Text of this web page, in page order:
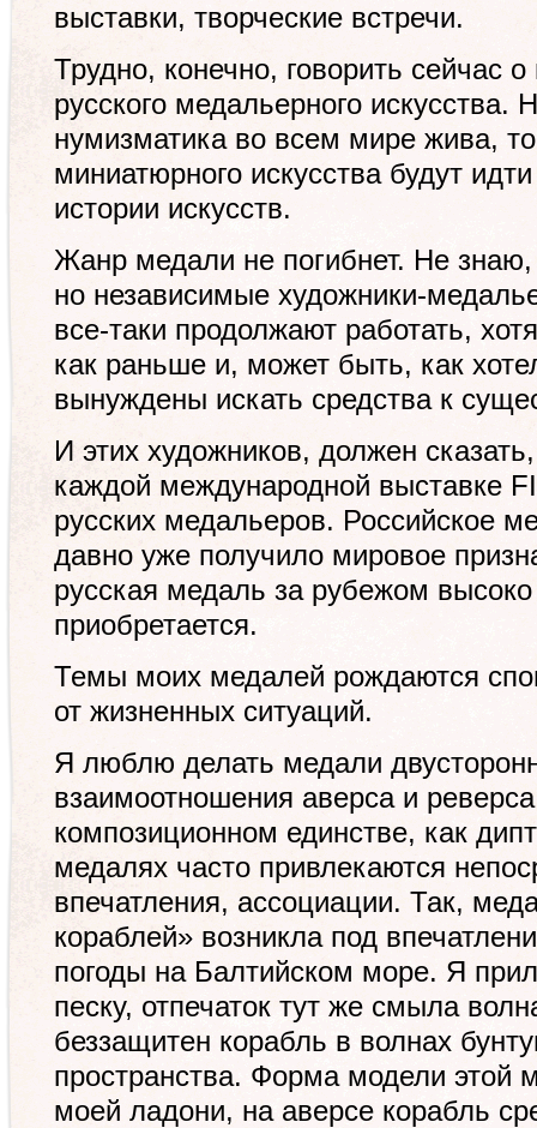
выставки, творческие встречи.
Трудно, конечно, говорить сейчас
русского медальерного искусства.
нумизматика во всем мире жива,
миниатюрного искусства будут
истории искусств.
Жанр медали не погибнет. Не
но независимые художники-
все-таки продолжают работать,
как раньше и, может быть, как
вынуждены искать средства к
И этих художников, должен
каждой международной выставке
русских медальеров. Российское
давно уже получило мировое
русская медаль за рубежом высоко
приобретается.
Темы моих медалей рождаются
от жизненных ситуаций.
Я люблю делать медали
взаимоотношения аверса и
композиционном единстве, как
медалях часто привлекаются
впечатления, ассоциации. Так,
кораблей» возникла под
погоды на Балтийском море. Я
песку, отпечаток тут же смыла
беззащитен корабль в волнах
пространства. Форма модели этой
моей ладони, на аверсе корабль